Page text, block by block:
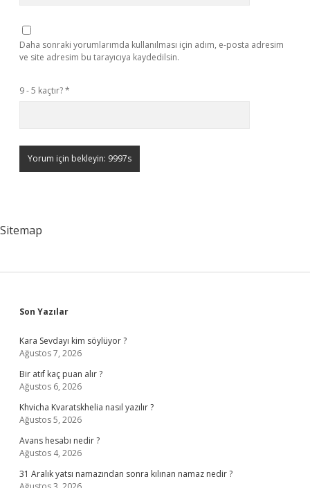
Daha sonraki yorumlarımda kullanılması için adım, e-posta adresim
ve site adresim bu tarayıcıya kaydedilsin.
9 - 5 kaçtır?*
Sitemap
Sidebar
Son Yazılar
Kara Sevdayı kim söylüyor ?
Ağustos 7, 2026
Bir atıf kaç puan alır ?
Ağustos 6, 2026
Khvicha Kvaratskhelia nasıl yazılır ?
Ağustos 5, 2026
Avans hesabı nedir ?
Ağustos 4, 2026
31 Aralık yatsı namazından sonra kılınan namaz nedir ?